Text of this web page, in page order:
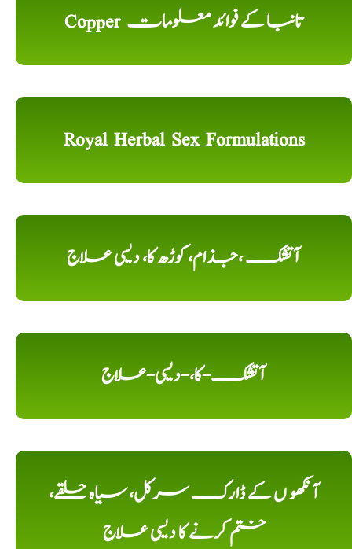
Copper تانبا کے فوائد معلومات
Royal Herbal Sex Formulations
آتشک ،جذام، کوڑھ کا، دیسی علاج
آتشک-کا،-دیسی-علاج
آنکھو ں کے ڈارک سرکل، سیاہ حلقے،
ختم کرنے کا دیسی علاج